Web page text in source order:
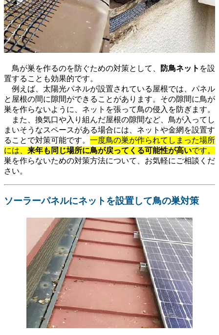
鳥が巣を作るのを防ぐための対策として、 防鳥ネット を設
置することも効果的です。
例えば、太陽光パネルが設置されている屋根では、パネル
と屋根の間に隙間ができることがあります。その隙間に鳥が
巣を作らないように、ネットを張って鳥の侵入を防ぎます。
また、換気口や入り組んだ屋根の隙間など、鳥が入ってし
まいそうなスペースがある場合には、ネットや金網を設置す
ることで対策可能です。 一度鳥の巣が作られてしまった場所
には、 来年も同じ場所に鳥が戻ってくる可能性が高いです。
巣を作らないための対策方法について、お気軽にご相談くだ
さい。
ソーラーパネルにネットを設置して鳥の巣対策